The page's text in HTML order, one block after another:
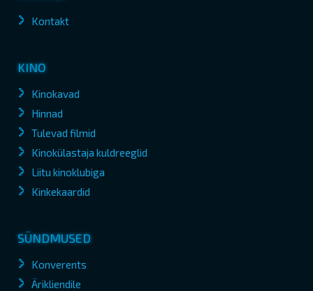
Kontakt
KINO
Kinokavad
Hinnad
Tulevad filmid
Kinokülastaja kuldreeglid
Liitu kinoklubiga
Kinkekaardid
SÜNDMUSED
Konverents
Ärikliendile